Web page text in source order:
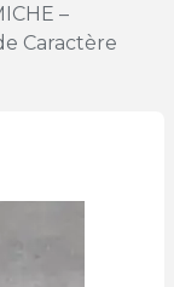
–
Caractère